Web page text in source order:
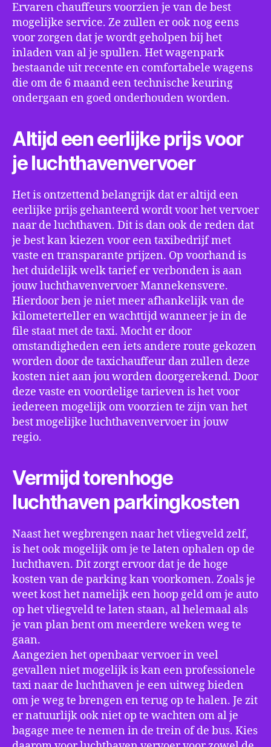
Ervaren chauffeurs voorzien je van de best
mogelijke service. Ze zullen er ook nog eens
voor zorgen dat je wordt geholpen bij het
inladen van al je spullen. Het wagenpark
bestaande uit recente en comfortabele wagens
die om de 6 maand een technische keuring
ondergaan en goed onderhouden worden.
Altijd een eerlijke prijs voor
je luchthavenvervoer
Het is ontzettend belangrijk dat er altijd een
eerlijke prijs gehanteerd wordt voor het vervoer
naar de luchthaven. Dit is dan ook de reden dat
je best kan kiezen voor een taxibedrijf met
vaste en transparante prijzen. Op voorhand is
het duidelijk welk tarief er verbonden is aan
jouw luchthavenvervoer Mannekensvere.
Hierdoor ben je niet meer afhankelijk van de
kilometerteller en wachttijd wanneer je in de
file staat met de taxi. Mocht er door
omstandigheden een iets andere route gekozen
worden door de taxichauffeur dan zullen deze
kosten niet aan jou worden doorgerekend. Door
deze vaste en voordelige tarieven is het voor
iedereen mogelijk om voorzien te zijn van het
best mogelijke luchthavenvervoer in jouw
regio.
Vermijd torenhoge
luchthaven parkingkosten
Naast het wegbrengen naar het vliegveld zelf,
is het ook mogelijk om je te laten ophalen op de
luchthaven. Dit zorgt ervoor dat je de hoge
kosten van de parking kan voorkomen. Zoals je
weet kost het namelijk een hoop geld om je auto
op het vliegveld te laten staan, al helemaal als
je van plan bent om meerdere weken weg te
gaan.
Aangezien het openbaar vervoer in veel
gevallen niet mogelijk is kan een professionele
taxi naar de luchthaven je een uitweg bieden
om je weg te brengen en terug op te halen. Je zit
er natuurlijk ook niet op te wachten om al je
bagage mee te nemen in de trein of de bus. Kies